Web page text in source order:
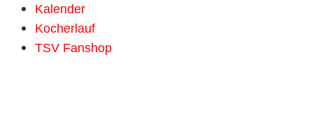
Kalender
Kocherlauf
TSV Fanshop